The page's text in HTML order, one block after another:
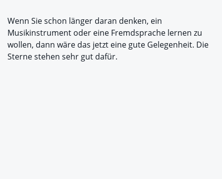
Wenn Sie schon länger daran denken, ein
Musikinstrument oder eine Fremdsprache lernen zu
wollen, dann wäre das jetzt eine gute Gelegenheit. Die
Sterne stehen sehr gut dafür.